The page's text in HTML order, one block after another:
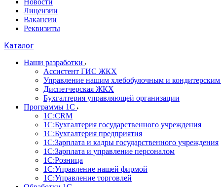
Новости
Лицензии
Вакансии
Реквизиты
Каталог
Наши разработки
Ассистент ГИС ЖКХ
Управление нашим хлебобулочным и
Диспетчерская ЖКХ
Бухгалтерия управляющей организации
Программы 1С
1С:CRM
1С:Бухгалтерия государственного учреждения
1С:Бухгалтерия предприятия
1С:Зарплата и кадры государственного учреждения
1С:Зарплата и управление персоналом
1С:Розница
1С:Управление нашей фирмой
1С:Управление торговлей